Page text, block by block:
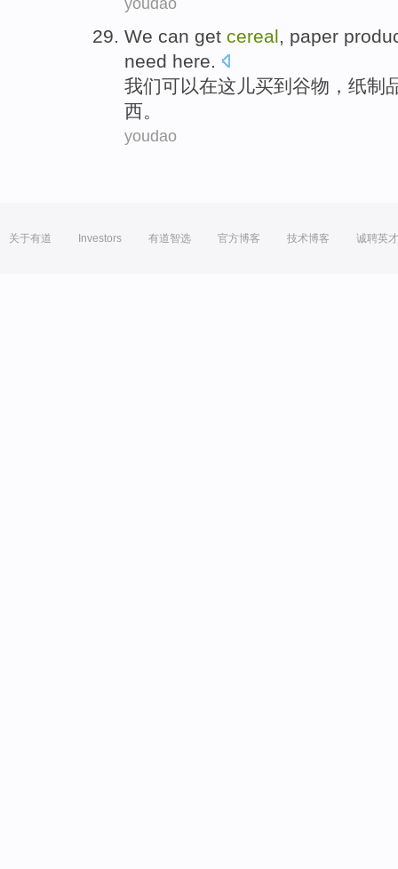
We can get cereal, paper
need here.
我们可以在这儿买到 谷物 ， 纸制
西。
youdao
关于有道 Investors 有道智选 官方博客 技术博客 诚聘英才